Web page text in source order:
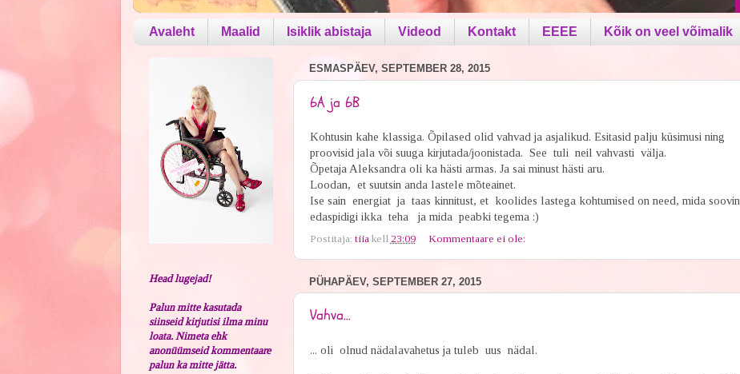
Avaleht Maalid Isiklik abistaja Videod Kontakt EEEE Kõik on veel võimalik
ESMASPÄEV, SEPTEMBER 28, 2015
6A ja 6B
Kohtusin kahe klassiga. Õpilased olid vahvad ja asjalikud. Esitasid palju küsimusi ning
proovisid jala või suuga kirjutada/joonistada. See tuli neil vahvasti välja.
Õpetaja Aleksandra oli ka hästi armas. Ja sai minust hästi aru.
Loodan, et suutsin anda lastele mõteainet.
Ise sain energiat ja taas kinnitust, et koolides lastega kohtumised on need, mida soovin
edaspidigi ikka teha ja mida peabki tegema :)
Postitaja: tiia kell 23:09 Kommentaare ei ole:
PÜHAPÄEV, SEPTEMBER 27, 2015
Vahva...
... oli olnud nädalavahetus ja tuleb uus nädal.
Head lugejad!
Palun mitte kasutada
siinseid kirjutisi ilma minu
loata. Nimeta ehk
anonüümseid kommentaare
palun ka mitte jätta.